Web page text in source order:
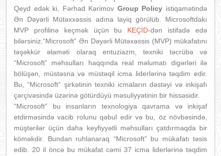
Qeyd edək ki, Fərhad Kərimov Group Policy istiqamətində
Ən Dəyərli Mütəxxəssis adına layiq görülüb. Microsoftdakı
MVP profilinə keçmək üçün bu KEÇİD-dən istifadə edə
bilərsiniz.“Microsoft” Ən Dəyərli Mütəxəssis (MVP) mükafatını
təşəkkür əlaməti olaraq entuziazm, texniki təcrübə və
“Microsoft” məhsulları haqqında real məlumatı digərləri ilə
bölüşən, müstəsna və müstəqil icma liderlərinə təqdim edir.
Bu, “Microsoft” şirkətinin texniki icmaların dəstəyi və inkişafı
çərçivəsində üzərinə götürdüyü məsuliyyətinin bir hissəsidir.
“Microsoft” bu insanların texnologiya qavrama və inkişaf
etdirməsində vacib rolunu qəbul edir və bu, öz növbəsində,
müştərilər üçün daha keyfiyyətli məhsulları çatdırmaqda bir
köməkdir. Bundan ruhlanaraq “Microsoft” bu mükafatı təsis
edib. 20 il öncə bu mükafat cəmi 37 icma liderlərinə təqdim